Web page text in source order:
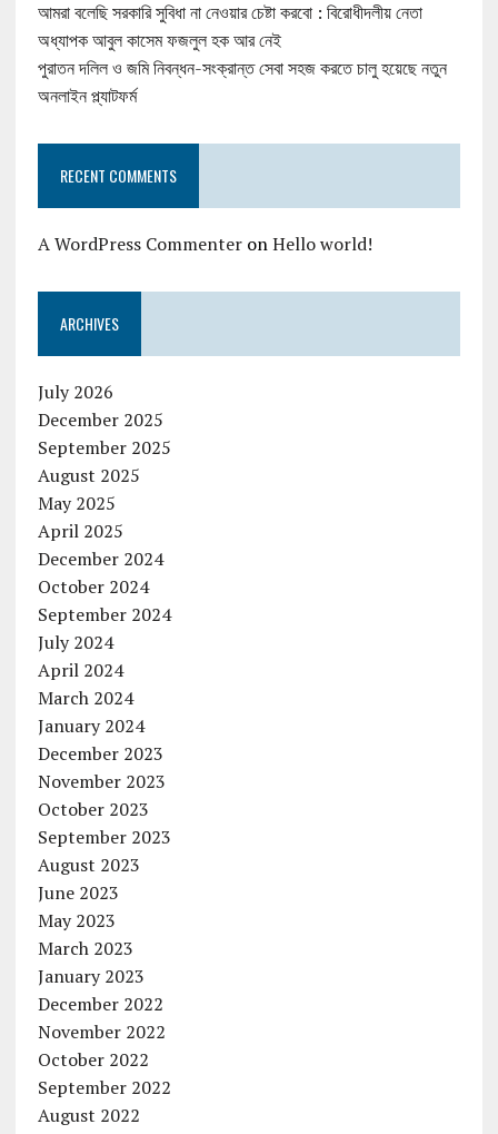
আমরা বলেছি সরকারি সুবিধা না নেওয়ার চেষ্টা করবো : বিরোধীদলীয় নেতা
অধ্যাপক আবুল কাসেম ফজলুল হক আর নেই
পুরাতন দলিল ও জমি নিবন্ধন-সংক্রান্ত সেবা সহজ করতে চালু হয়েছে নতুন
অনলাইন প্ল্যাটফর্ম
RECENT COMMENTS
A WordPress CommenteronHello world!
ARCHIVES
July 2026
December 2025
September 2025
August 2025
May 2025
April 2025
December 2024
October 2024
September 2024
July 2024
April 2024
March 2024
January 2024
December 2023
November 2023
October 2023
September 2023
August 2023
June 2023
May 2023
March 2023
January 2023
December 2022
November 2022
October 2022
September 2022
August 2022